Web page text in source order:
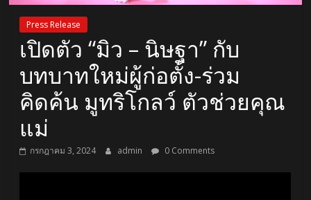
Press Release
เปิดตัว “มิว – นิษฐา” กับ
บทบาทใหม่ผู้ก่อตั้ง-ร่วม
คิดค้น มูทริโกลว์ ตัวช่วยคุณ
แม่
กรกฎาคม 3, 2024 admin 0 Comments